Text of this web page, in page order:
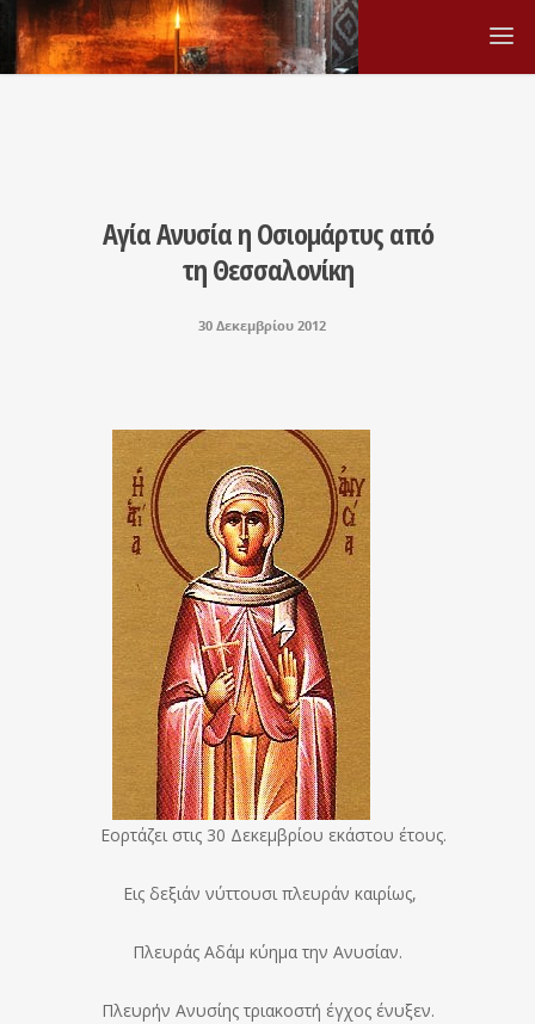
Αγία Ανυσία η Οσιομάρτυς από
τη Θεσσαλονίκη
30 Δεκεμβρίου 2012
Εορτάζει στις 30 Δεκεμβρίου εκάστου έτους.
Eις δεξιάν νύττουσι πλευράν καιρίως,
Πλευράς Aδάμ κύημα την Aνυσίαν.
Πλευρήν Aνυσίης τριακοστή έγχος ένυξεν.